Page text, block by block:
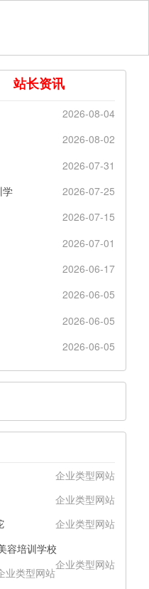
站长资讯
2026-08-04
2026-08-02
2026-07-31
学
2026-07-25
2026-07-15
2026-07-01
2026-06-17
2026-06-05
2026-06-05
2026-06-05
企业类型网站
企业类型网站
企业类型网站
容培训学校
企业类型网站
业类型网站